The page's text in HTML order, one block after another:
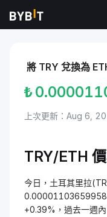
市場 Ethereum 價格
將 TRY 兌換為
₺
上次更新：Aug 6,
TRY/ETH
今日，土耳其里拉
+0.39%，過去一週